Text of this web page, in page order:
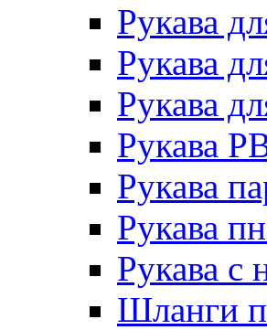
Рукава
Рукава
Рукава
Рукава
Рукава
Рукава
Рукава с
Шланги